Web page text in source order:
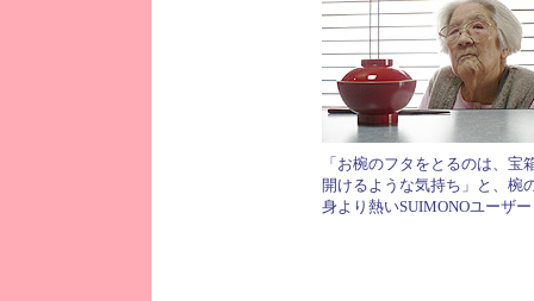
「お椀のフタをとるのは、宝
開けるような気持ち」と、椀
身より熱いSUIMONOユーザー